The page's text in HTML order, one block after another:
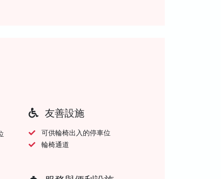
友善設施
可供輪椅出入的停車位
輪椅通道